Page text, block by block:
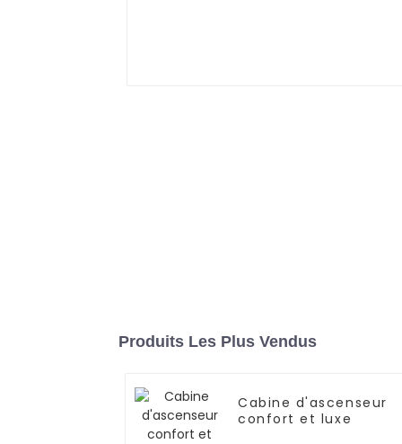
Produits Les Plus Vendus
Cabine d'ascenseur
confort et luxe